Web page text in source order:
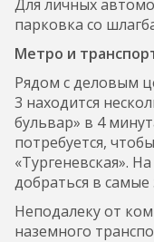
Для личных
парковка со
Метро и
Рядом с деловым
3 находится
бульвар» в 4
потребуется,
«Тургеневская».
добраться в
Неподалеку от
наземного